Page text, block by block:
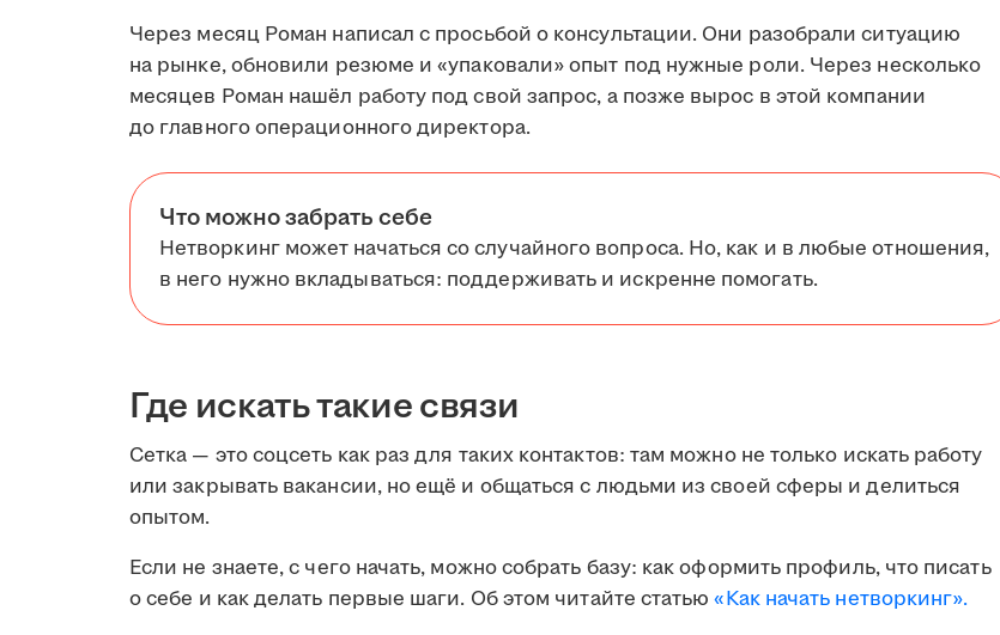
Через месяц Роман написал с просьбой о консультации. Они разобрали ситуацию
на рынке, обновили резюме и «упаковали» опыт под нужные роли. Через несколько
месяцев Роман нашёл работу под свой запрос, а позже вырос в этой компании
до главного операционного директора.
Что можно забрать себе
Нетворкинг может начаться со случайного вопроса. Но, как и в любые отношения,
в него нужно вкладываться: поддерживать и искренне помогать.
Где искать такие связи
Сетка — это соцсеть как раз для таких контактов: там можно не только искать работу
или закрывать вакансии, но ещё и общаться с людьми из своей сферы и делиться
опытом.
Если не знаете, с чего начать, можно собрать базу: как оформить профиль, что писать
о себе и как делать первые шаги. Об этом читайте статью«Как начать нетворкинг».